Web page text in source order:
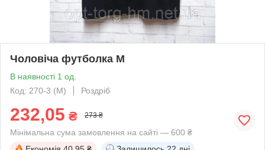
Чоловіча футболка M
В наявності 1 од.
Код: 270-3 (M)
Роздріб
232,05 ₴ 273 ₴
Мінімальна сума замовлення на сайті — 600 ₴